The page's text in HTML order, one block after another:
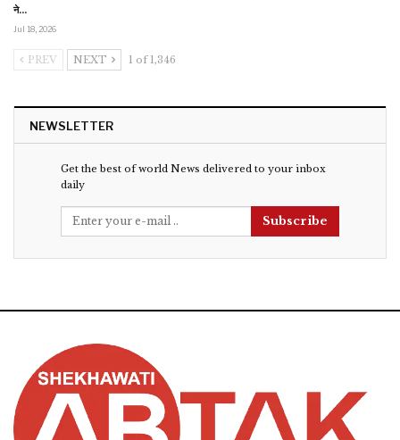
ने…
Jul 18, 2026
PREV NEXT 1 of 1,346
NEWSLETTER
Get the best of world News delivered to your inbox
daily
Subscribe